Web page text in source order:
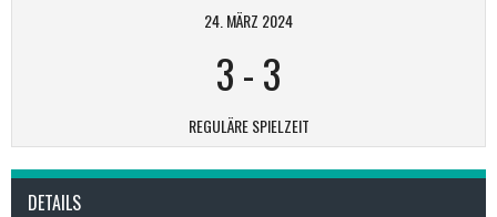
24. MÄRZ 2024
3-3
REGULÄRE SPIELZEIT
DETAILS